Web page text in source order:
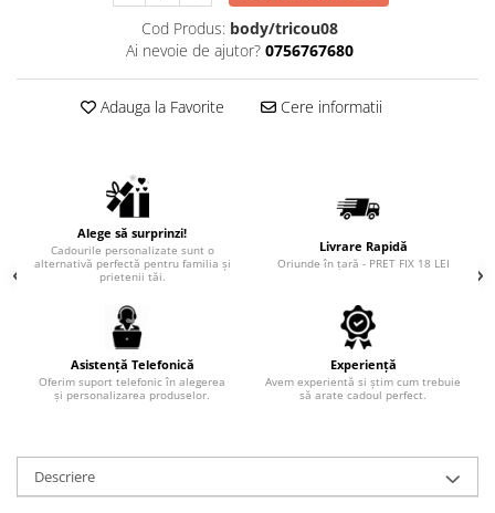
Cod Produs: body/tricou08
Ai nevoie de ajutor? 0756767680
Adauga la Favorite Cere informatii
Alege să surprinzi!
Cadourile personalizate sunt o
alternativă perfectă pentru familia și
prietenii tăi.
Livrare Rapidă
Oriunde în țară - PRET FIX 18 LEI
Asistență Telefonică
Oferim suport telefonic în alegerea
și personalizarea produselor.
Experiență
Avem experientă si știm cum trebuie
să arate cadoul perfect.
Descriere